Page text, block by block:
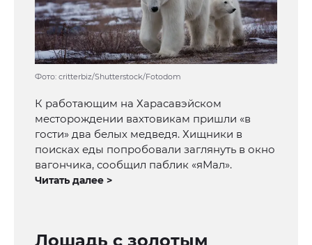
Фото: critterbiz/Shutterstock/Fotodom
К работающим на Харасавэйском
месторождении вахтовикам пришли «в
гости» два белых медведя. Хищники в
поисках еды попробовали заглянуть в окно
вагончика, сообщил паблик «яМал».
Читать далее >
Лошадь с золотым